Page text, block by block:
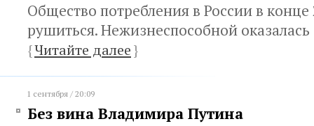
Общество потребления в России в конце
рушиться. Нежизнеспособной оказалась
{Читайте далее}
1 сентября / 20:09
Без вина Владимира Путина